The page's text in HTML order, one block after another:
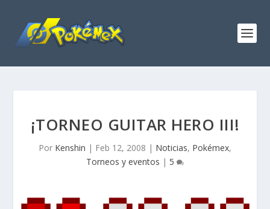
¡TORNEO GUITAR HERO III!
Por Kenshin | Feb 12, 2008 | Noticias, Pokémex,
Torneos y eventos | 5